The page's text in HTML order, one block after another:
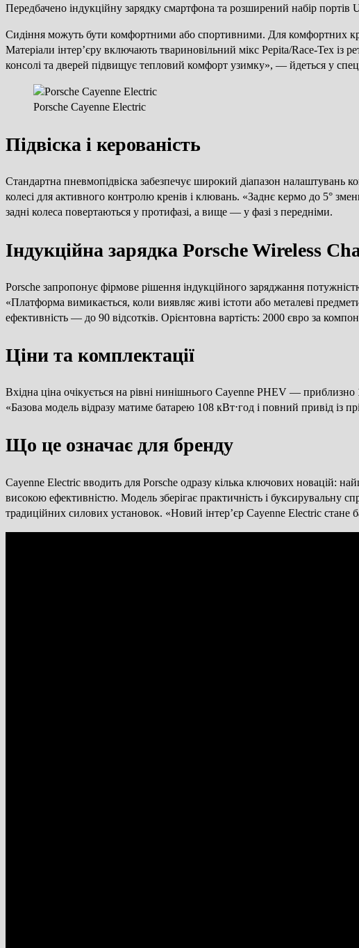
Передбачено індукційну зарядку смартфона та розширений набір портів
Сидіння можуть бути комфортними або спортивними. Для комфортних
Матеріали інтер’єру включають твариновільний мікс Pepita/Race-Tex
консолі та дверей підвищує тепловий комфорт узимку», — йдеться у
Porsche Cayenne Electric
Підвіска і керованість
Стандартна пневмопідвіска забезпечує широкий діапазон
колесі для активного контролю кренів і клювань. «Заднє кермо до 5°
задні колеса повертаються у протифазі, а вище — у фазі з передніми.
Індукційна зарядка Porsche Wireless
Porsche запропонує фірмове рішення індукційного заряджання
«Платформа вимикається, коли виявляє живі істоти або металеві
ефективність — до 90 відсотків. Орієнтовна вартість: 2000 євро за
Ціни та комплектації
Вхідна ціна очікується на рівні нинішнього Cayenne PHEV — приблизно
«Базова модель відразу матиме батарею 108 кВт⋅год і повний привід із
Що це означає для бренду
Cayenne Electric вводить для Porsche одразу кілька ключових новацій:
високою ефективністю. Модель зберігає практичність і буксирувальну
традиційних силових установок. «Новий інтер’єр Cayenne Electric стане